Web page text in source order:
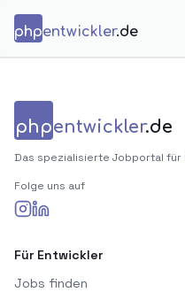
phpentwickler.de
phpentwickler.de
Das spezialisierte Jobportal für
Folge uns auf
Für Entwickler
Jobs finden